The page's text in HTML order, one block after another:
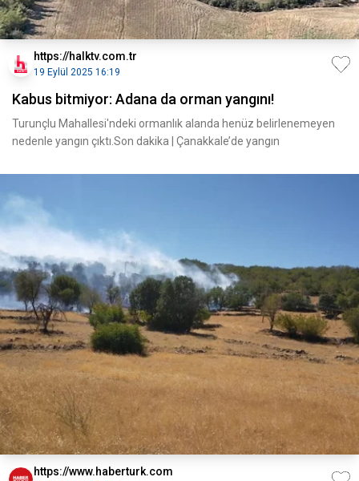
https://halktv.com.tr
19 Eylül 2025 16:19
Kabus bitmiyor: Adana da orman yangını!
Turunçlu Mahallesi'ndeki ormanlık alanda henüz belirlenemeyen
nedenle yangın çıktı.Son dakika | Çanakkale’de yangın
https://www.haberturk.com